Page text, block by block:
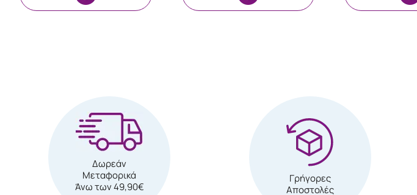
Δωρεάν
Μεταφορικά
Άνω των 49,90€
Γρήγορες
Αποστολές